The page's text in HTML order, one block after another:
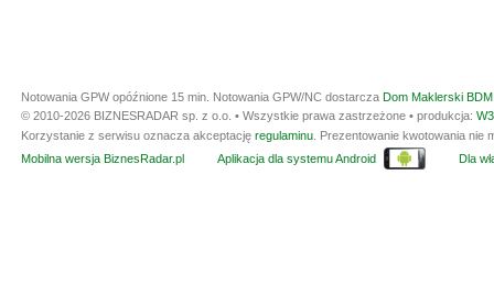
Notowania GPW opóźnione 15 min. Notowania GPW/NC dostarcza Dom Maklerski
© 2010-2026 BIZNESRADAR sp. z o.o. • Wszystkie prawa zastrzeżone • produkcja:
Korzystanie z serwisu oznacza akceptację regulaminu . Prezentowanie kwotowania
Mobilna wersja BiznesRadar.pl
Aplikacja dla systemu Android Dla